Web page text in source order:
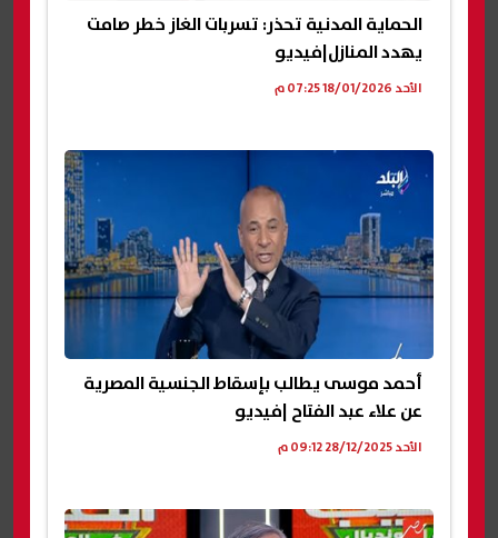
الحماية المدنية تحذر: تسربات الغاز خطر صامت
يهدد المنازل|فيديو
الأحد 18/01/2026 07:25 م
أحمد موسى يطالب بإسقاط الجنسية المصرية
عن علاء عبد الفتاح |فيديو
الأحد 28/12/2025 09:12 م